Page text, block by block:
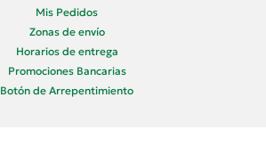
Mis Pedidos
Zonas de envío
Horarios de entrega
Promociones Bancarias
Botón de Arrepentimiento